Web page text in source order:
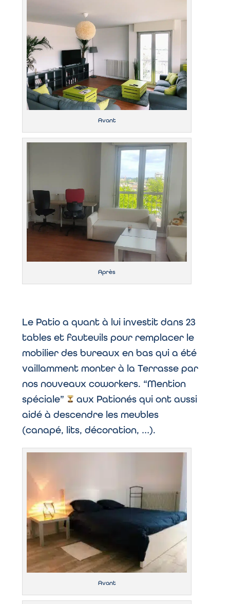
Avant
Après
Le Patio a quant à lui investit dans 23
tables et fauteuils pour remplacer le
mobilier des bureaux en bas qui a été
vaillamment monter à la Terrasse par
nos nouveaux coworkers. “Mention
spéciale”
aux Pationés qui ont aussi
aidé à descendre les meubles
(canapé, lits, décoration, …).
Avant